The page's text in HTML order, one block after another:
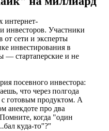
интернет-
инвесторов. Участники
от сети и эксперты
инвестирования в
— стартаперские и не
посевного инвестора:
что через полгода
готовым продуктом. А
анекдоте про два
когда "один
куда-то"?"